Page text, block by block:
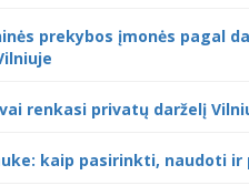
prekybos įmonės pagal
renkasi privatų darželį
kaip pasirinkti, naudoti ir